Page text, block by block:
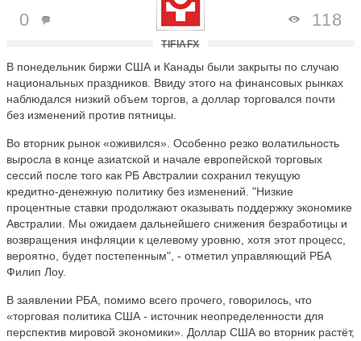
TIFIAFX
0 118
В понедельник биржи США и Канады были закрыты по случаю
национальных праздников. Ввиду этого на финансовых рынках
наблюдался низкий объем торгов, а доллар торговался почти
без изменений против пятницы.
Во вторник рынок «оживился». Особенно резко волатильность
выросла в конце азиатской и начале европейской торговых
сессий после того как РБ Австралии сохранил текущую
кредитно-денежную политику без изменений. "Низкие
процентные ставки продолжают оказывать поддержку экономике
Австралии. Мы ожидаем дальнейшего снижения безработицы и
возвращения инфляции к целевому уровню, хотя этот процесс,
вероятно, будет постепенным", - отметил управляющий РБА
Филип Лоу.
В заявлении РБА, помимо всего прочего, говорилось, что
«торговая политика США - источник неопределенности для
перспектив мировой экономики». Доллар США во вторник растёт,